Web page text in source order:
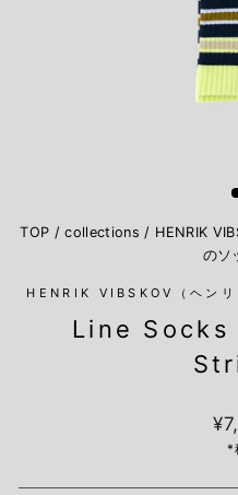
TOP / collections / HENRIK
のソ
HENRIK VIBSKOV（ヘンリ
Line Socks
定
価*